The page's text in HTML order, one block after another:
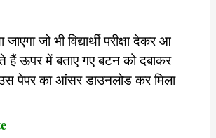
जो भी विद्यार्थी परीक्षा देकर आ
हैं ऊपर में बताए गए बटन को दबाकर
पेपर का आंसर डाउनलोड कर मिला